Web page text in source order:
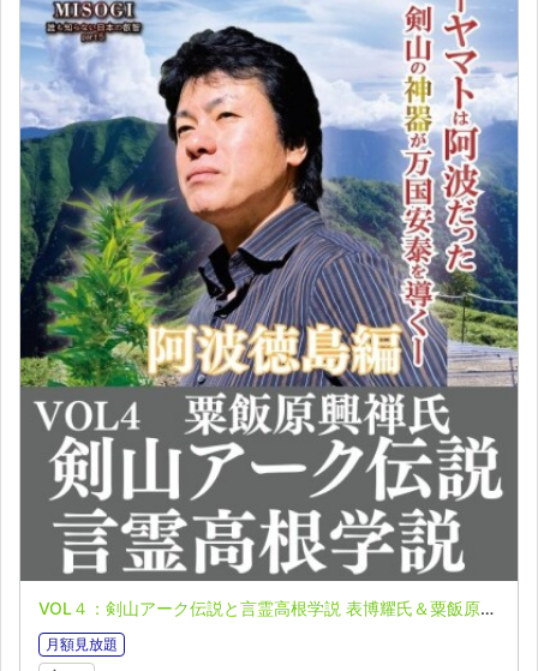
VOL４：剣山アーク伝説と言霊高根学説 表博耀氏＆粟飯原興禅氏 誰も知らない日本の叡智オンライン配信part６in阿波徳島編
月額見放題